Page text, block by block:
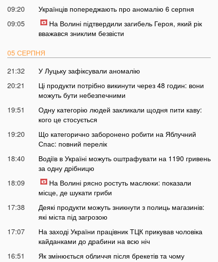
09:20
Українців попереджають про аномалію 6 серпня
09:05
На Волині підтвердили загибель Героя, який рік
вважався зниклим безвісти
05 СЕРПНЯ
21:32
У Луцьку зафіксували аномалію
20:21
Ці продукти потрібно викинути через 48 годин: вони
можуть бути небезпечними
19:51
Одну категорію людей закликали щодня пити каву:
кого це стосується
19:20
Що категорично заборонено робити на Яблучний
Спас: повний перелік
18:40
Водіїв в Україні можуть оштрафувати на 1190 гривень
за одну дрібницю
18:09
На Волині рясно ростуть маслюки: показали
місце, де шукати гриби
17:38
Деякі продукти можуть зникнути з полиць магазинів:
які міста під загрозою
17:07
На заході України працівник ТЦК прикував чоловіка
кайданками до драбини на всю ніч
16:51
Як змінюється обличчя після брекетів та чому